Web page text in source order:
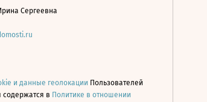
Сергеевна
и данные геолокации Пользователей
содержатся в Политике в отношении